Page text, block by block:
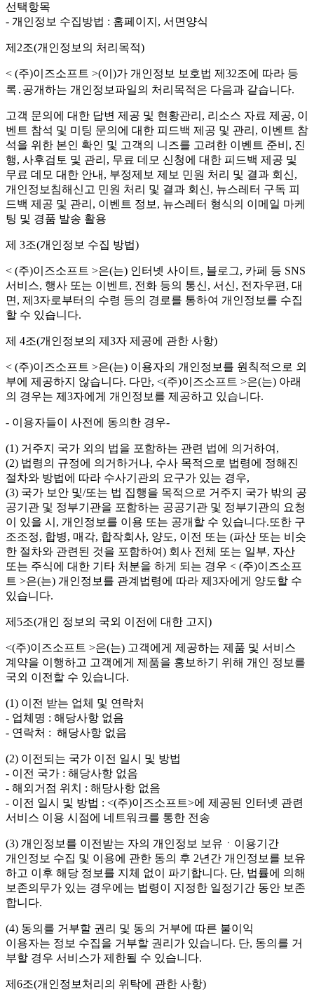
선택항목
- 개인정보 수집방법 : 홈페이지, 서면양식
제2조(개인정보의 처리목적)
< (주)이즈소프트 >(이)가 개인정보 보호법 제32조에 따라 등
록․공개하는 개인정보파일의 처리목적은 다음과 같습니다.
고객 문의에 대한 답변 제공 및 현황관리, 리소스 자료 제공, 이
벤트 참석 및 미팅 문의에 대한 피드백 제공 및 관리, 이벤트 참
석을 위한 본인 확인 및 고객의 니즈를 고려한 이벤트 준비, 진
행, 사후검토 및 관리, 무료 데모 신청에 대한 피드백 제공 및
무료 데모 대한 안내, 부정제보 제보 민원 처리 및 결과 회신,
개인정보침해신고 민원 처리 및 결과 회신, 뉴스레터 구독 피
드백 제공 및 관리, 이벤트 정보, 뉴스레터 형식의 이메일 마케
팅 및 경품 발송 활용
제 3조(개인정보 수집 방법)
< (주)이즈소프트 >은(는) 인터넷 사이트, 블로그, 카페 등 SNS
서비스, 행사 또는 이벤트, 전화 등의 통신, 서신, 전자우편, 대
면, 제3자로부터의 수령 등의 경로를 통하여 개인정보를 수집
할 수 있습니다.
제 4조(개인정보의 제3자 제공에 관한 사항)
< (주)이즈소프트 >은(는) 이용자의 개인정보를 원칙적으로 외
부에 제공하지 않습니다. 다만, <(주)이즈소프트 >은(는) 아래
의 경우는 제3자에게 개인정보를 제공하고 있습니다.
- 이용자들이 사전에 동의한 경우-
(1) 거주지 국가 외의 법을 포함하는 관련 법에 의거하여,
(2) 법령의 규정에 의거하거나, 수사 목적으로 법령에 정해진
절차와 방법에 따라 수사기관의 요구가 있는 경우,
(3) 국가 보안 및/또는 법 집행을 목적으로 거주지 국가 밖의 공
공기관 및 정부기관을 포함하는 공공기관 및 정부기관의 요청
이 있을 시, 개인정보를 이용 또는 공개할 수 있습니다.또한 구
조조정, 합병, 매각, 합작회사, 양도, 이전 또는 (파산 또는 비슷
한 절차와 관련된 것을 포함하여) 회사 전체 또는 일부, 자산
또는 주식에 대한 기타 처분을 하게 되는 경우 < (주)이즈소프
트 >은(는) 개인정보를 관계법령에 따라 제3자에게 양도할 수
있습니다.
제5조(개인 정보의 국외 이전에 대한 고지)
<(주)이즈소프트 >은(는) 고객에게 제공하는 제품 및 서비스
계약을 이행하고 고객에게 제품을 홍보하기 위해 개인 정보를
국외 이전할 수 있습니다.
(1) 이전 받는 업체 및 연락처
- 업체명 : 해당사항 없음
- 연락처 : 해당사항 없음
(2) 이전되는 국가 이전 일시 및 방법
- 이전 국가 : 해당사항 없음
- 해외거점 위치 : 해당사항 없음
- 이전 일시 및 방법 : <(주)이즈소프트>에 제공된 인터넷 관련
서비스 이용 시점에 네트워크를 통한 전송
(3) 개인정보를 이전받는 자의 개인정보 보유ㆍ이용기간
개인정보 수집 및 이용에 관한 동의 후 2년간 개인정보를 보유
하고 이후 해당 정보를 지체 없이 파기합니다. 단, 법률에 의해
보존의무가 있는 경우에는 법령이 지정한 일정기간 동안 보존
합니다.
(4) 동의를 거부할 권리 및 동의 거부에 따른 불이익
이용자는 정보 수집을 거부할 권리가 있습니다. 단, 동의를 거
부할 경우 서비스가 제한될 수 있습니다.
제6조(개인정보처리의 위탁에 관한 사항)